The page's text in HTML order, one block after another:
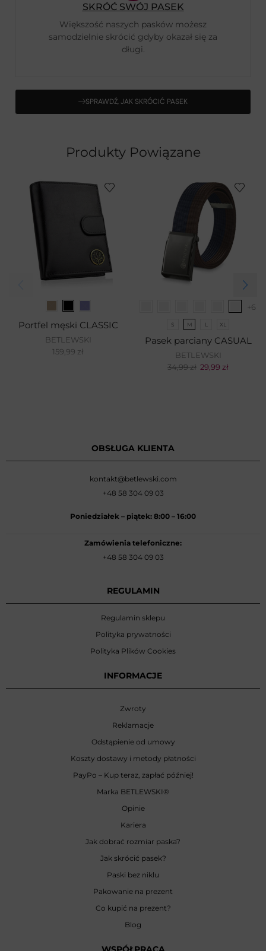
SKRÓĆ SWÓJ PASEK
Większość naszych pasków możesz
samodzielnie skrócić gdyby okazał się za
długi.
SPRAWDŹ, JAK SKRÓCIĆ PASEK
Produkty Powiązane
Portfel męski CLASSIC
BETLEWSKI
159,99 zł
+6
S M L XL
Pasek parciany CASUAL
BETLEWSKI
34,99zł 29,99 zł
OBSŁUGA KLIENTA
kontakt@betlewski.com
+48 58 304 09 03
Poniedziałek – piątek: 8:00 – 16:00
Zamówienia telefoniczne:
+48 58 304 09 03
REGULAMIN
Regulamin sklepu
Polityka prywatności
Polityka Plików Cookies
INFORMACJE
Zwroty
Reklamacje
Odstąpienie od umowy
Koszty dostawy i metody płatności
PayPo – Kup teraz, zapłać później!
Marka BETLEWSKI®
Opinie
Kariera
Jak dobrać rozmiar paska?
Jak skrócić pasek?
Paski bez niklu
Pakowanie na prezent
Co kupić na prezent?
Blog